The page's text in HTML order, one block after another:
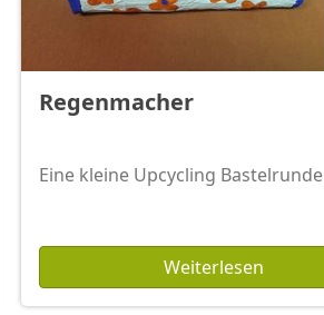
Regenmacher
Eine kleine Upcycling Bastelrunde
Weiterlesen